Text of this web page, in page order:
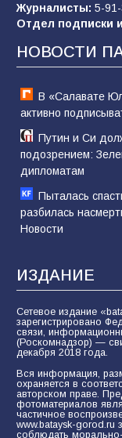
В России
новой
74
Журналисты: 5-
Отдел подписки
НОВОСТИ
В «Салавате
активно
Путин и Си
подозрением:
дипломатам
Пыталась
разбилась
Новости
ИЗДАНИЕ
Сетевое издание
зарегистрировано
связи,
(Роскомнадзор) —
декабря 2018 года.
Вся информация,
охраняется в
авторском праве.
фотоматериалов
частичное
www.bataysk-gorod.ru
соблюдать